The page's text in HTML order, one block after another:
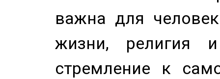
важна для
жизни, религия
стремление к